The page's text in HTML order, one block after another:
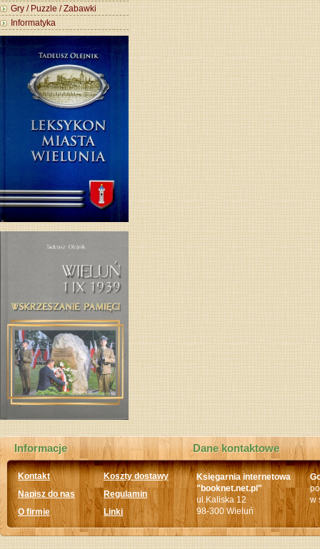
Gry / Puzzle / Zabawki
Informatyka
Informacje
Kontakt
Koszty dostawy
Napisz do nas
Regulamin
O firmie
Linki
Dane kontaktowe
Księgarnia internetowa
"booknet.net.pl"
ul.Kaliska 12
98-300 Wieluń
w